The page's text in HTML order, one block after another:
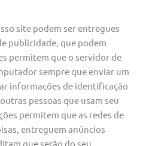
site podem ser entregues
publicidade, que podem
permitem que o servidor de
sempre que enviar um
informações de identificação
pessoas que usam seu
permitem que as redes de
entreguem anúncios
que serão do seu